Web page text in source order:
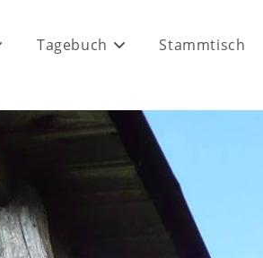
Tagebuch Stammtisch